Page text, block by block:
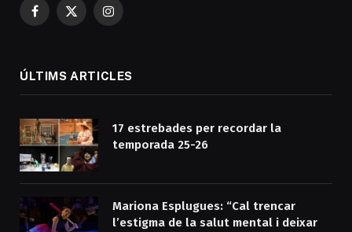
Facebook
X
Instagram
ÚLTIMS ARTICLES
17 estrebades per recordar la
temporada 25-26
Mariona Esplugues: “Cal trencar
l’estigma de la salut mental i deixar